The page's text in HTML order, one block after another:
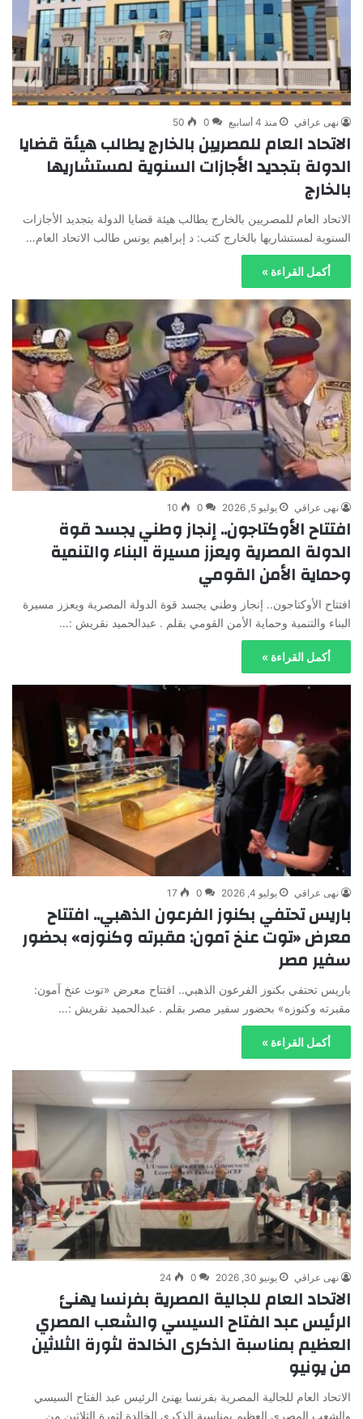
نهى عراقي منذ 4 أسابيع 0
50
الاتحاد العام للمصريين بالخارج يطالب هيئة قضايا
الدولة بتجديد الأجازات السنوية لمستشاريها
بالخارج
الاتحاد العام للمصريين بالخارج يطالب هيئة قضايا الدولة بتجديد الأجازات
السنوية لمستشاريها بالخارج كتب: د إبراهيم يونس طالب الاتحاد العام…
أكمل القراءة »
نهى عراقي يوليو 5, 2026 0
10
افتتاح الأوكتاجون.. إنجاز وطني يجسد قوة
الدولة المصرية ويعزز مسيرة البناء والتنمية
وحماية الأمن القومي
افتتاح الأوكتاجون.. إنجاز وطني يجسد قوة الدولة المصرية ويعزز مسيرة
البناء والتنمية وحماية الأمن القومي بقلم . عبدالحميد نقريش :…
أكمل القراءة »
نهى عراقي يوليو 4, 2026 0
17
باريس تحتفي بكنوز الفرعون الذهبي.. افتتاح
معرض «توت عنخ آمون: مقبرته وكنوزه» بحضور
سفير مصر
باريس تحتفي بكنوز الفرعون الذهبي.. افتتاح معرض «توت عنخ آمون:
مقبرته وكنوزه» بحضور سفير مصر بقلم . عبدالحميد نقريش :…
أكمل القراءة »
نهى عراقي يونيو 30, 2026 0
24
الاتحاد العام للجالية المصرية بفرنسا يهنئ
الرئيس عبد الفتاح السيسي والشعب المصري
العظيم بمناسبة الذكرى الخالدة لثورة الثلاثين
من يونيو
الاتحاد العام للجالية المصرية بفرنسا يهنئ الرئيس عبد الفتاح السيسي
والشعب المصري العظيم بمناسبة الذكرى الخالدة لثورة الثلاثين من